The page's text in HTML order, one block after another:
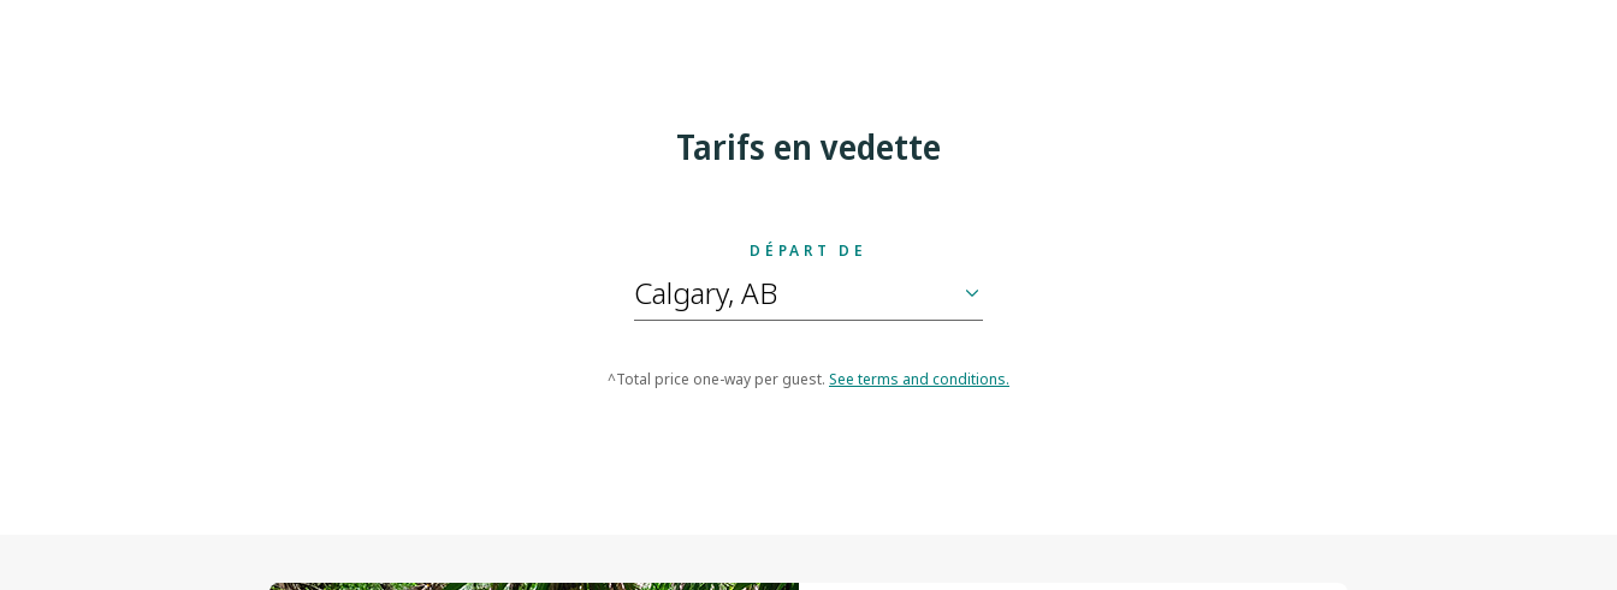
Tarifs en vedette
DÉPART DE
^Total price one-way per guest. See terms and conditions.